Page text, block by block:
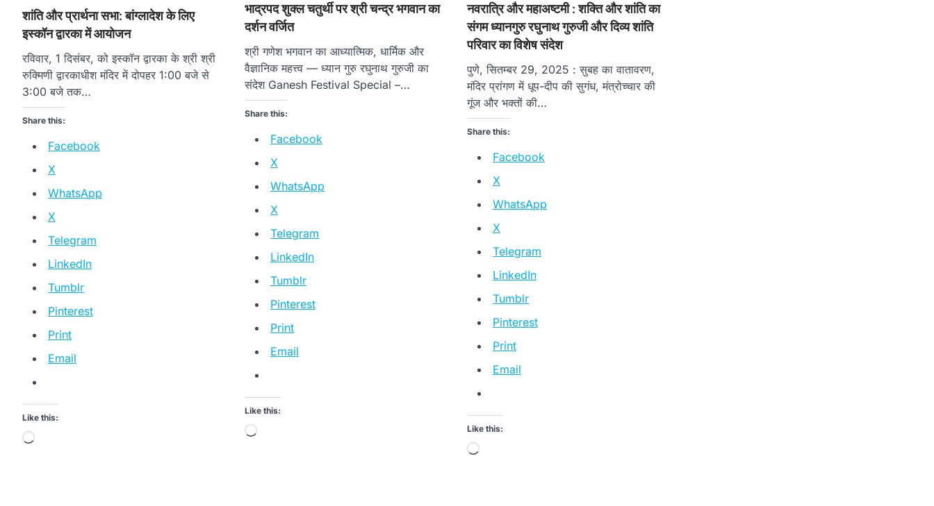
शांति और प्रार्थना सभा: बांग्लादेश के लिए
इस्कॉन द्वारका में आयोजन
रविवार, 1 दिसंबर, को इस्कॉन द्वारका के श्री श्री
रुक्मिणी द्वारकाधीश मंदिर में दोपहर 1:00 बजे से
3:00 बजे तक…
Share this:
Facebook
X
WhatsApp
X
Telegram
LinkedIn
Tumblr
Pinterest
Print
Email
Like this:
Loading…
भाद्रपद शुक्ल चतुर्थी पर श्री चन्द्र भगवान का
दर्शन वर्जित
श्री गणेश भगवान का आध्यात्मिक, धार्मिक और
वैज्ञानिक महत्त्व — ध्यान गुरु रघुनाथ गुरुजी का
संदेश Ganesh Festival Special –…
Share this:
Facebook
X
WhatsApp
X
Telegram
LinkedIn
Tumblr
Pinterest
Print
Email
Like this:
Loading…
नवरात्रि और महाअष्टमी : शक्ति और शांति का
संगम ध्यानगुरु रघुनाथ गुरुजी और दिव्य शांति
परिवार का विशेष संदेश
पुणे, सितम्बर 29, 2025 : सुबह का वातावरण,
मंदिर प्रांगण में धूप-दीप की सुगंध, मंत्रोच्चार की
गूंज और भक्तों की…
Share this:
Facebook
X
WhatsApp
X
Telegram
LinkedIn
Tumblr
Pinterest
Print
Email
Like this:
Loading…